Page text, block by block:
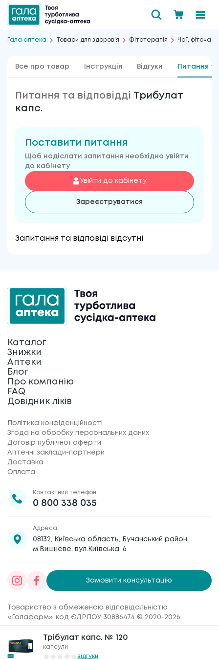
Гала аптека Товари для здоров'я Фітотерапія Чаї, фіточаї
Все про товар Інструкція Відгуки Питання та
Питання та відповідді Трибулат
капс.
Поставити питання
Щоб надіслати запитання необхідно увійти
до кабінету
Увійти до кабінету
Зареєструватися
Запитання та відповіді відсутні
Трібулат капс. № 120
капсули
відгуки
Трібулат капс. № 120
капсули
відгуки
Каталог
Знижки
Аптеки
Блог
Про компанію
FAQ
Довідник ліків
Політика конфіденційності
Згода на обробку персональних даних
Договір публічної оферти
Аптечні заклади-партнери
Доставка
Оплата
Контактний телефон
0 800 338 035
Адреса
08132, Київська область, Бучанський район,
м.Вишневе, вул.Київська, 6
Замовити консультацію
Товариство з обмеженою відповідальністю
«Галафарм», код ЄДРПОУ 30886474 © 2020-2026